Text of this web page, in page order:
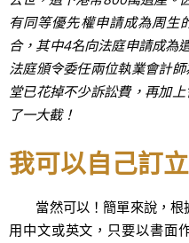
有同等優先權申請成為周生
合，其中4名向法庭申請成為
法庭頒令委任兩位執業會計
堂已花掉不少訴訟費，再加
了一大截！
我可以自己訂
當然可以！簡單來說，根
用中文或英文，只要以書面